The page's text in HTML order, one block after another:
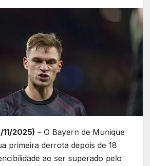
2025) – O Bayern de Munique
primeira derrota depois de 18
ao ser superado pelo